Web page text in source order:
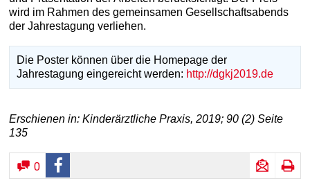
wird im Rahmen des gemeinsamen Gesellschaftsabends
der Jahrestagung verliehen.
Die Poster können über die Homepage der
Jahrestagung eingereicht werden: http://dgkj2019.de
Erschienen in: Kinderärztliche Praxis, 2019; 90 (2) Seite
135
0